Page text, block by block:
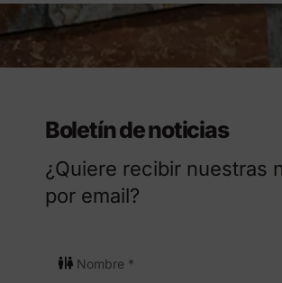
Boletín de noticias
¿Quiere recibir nuestras
por email?